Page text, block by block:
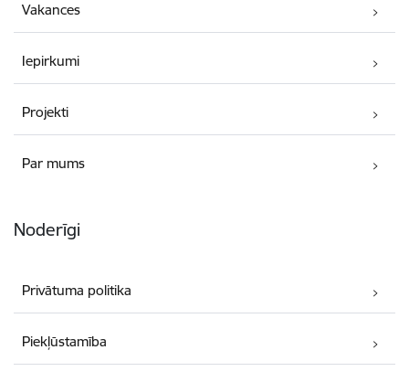
Vakances
Iepirkumi
Projekti
Par mums
Noderīgi
Privātuma politika
Piekļūstamība